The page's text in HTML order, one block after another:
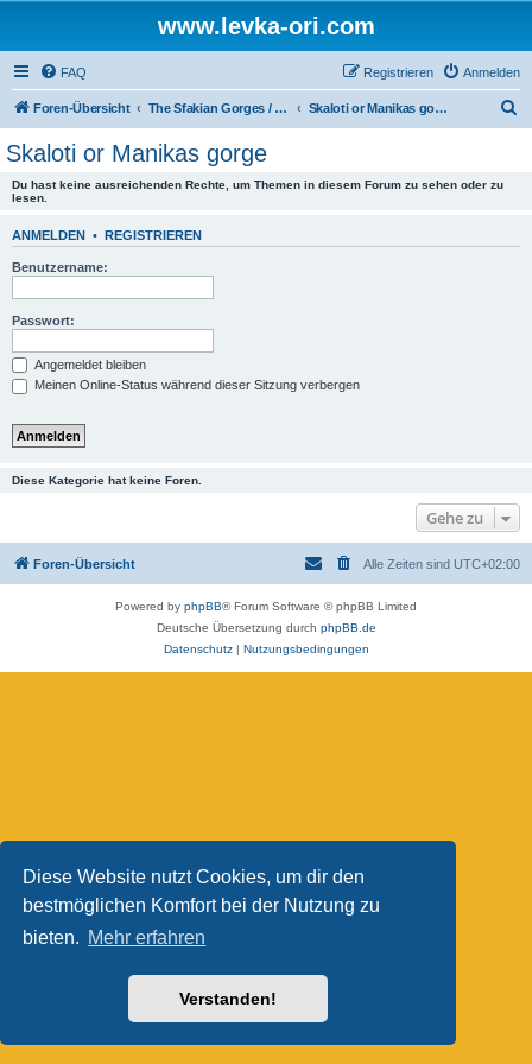
Diese Website nutzt Cookies, um dir den
bestmöglichen Komfort bei der Nutzung zu
bieten. Mehr erfahren
Verstanden!
www.levka-ori.com
FAQ Anmelden
Registrieren
Foren-Übersicht The Sfakian Gorges / Die sfakiotischen Schluchten Skaloti or Manikas gorge
Skaloti or Manikas gorge
Du hast keine ausreichenden Rechte, um Themen in diesem Forum zu sehen oder zu
lesen.
ANMELDEN • REGISTRIEREN
Benutzername:
Passwort:
Angemeldet bleiben
Meinen Online-Status während dieser Sitzung verbergen
Diese Kategorie hat keine Foren.
Gehe zu
Foren-Übersicht Alle Zeiten sind UTC+02:00
Powered by phpBB® Forum Software © phpBB Limited
Deutsche Übersetzung durch phpBB.de
Datenschutz| Nutzungsbedingungen